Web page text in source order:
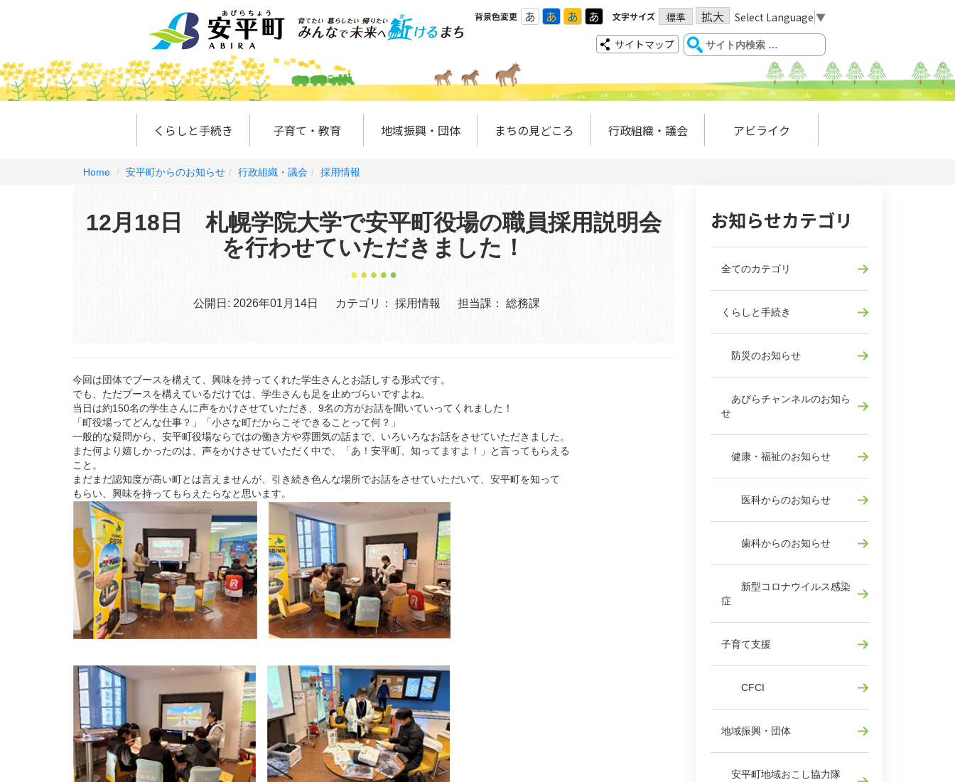
背景色変更 あ あ あ あ 文字サイズ 標準 拡大 Select Language ▼
サイトマップ
くらしと手続き 子育て・教育 地域振興・団体 まちの見どころ 行政組織・議会 アビライク
Home 安平町からのお知らせ 行政組織・議会 採用情報
12月18日 札幌学院大学で安平町役場の職員採用説明会
を行わせていただきました！
公開日: 2026年01月14日 カテゴリ： 採用情報 担当課： 総務課
今回は団体でブースを構えて、興味を持ってくれた学生さんとお話しする形式です。
でも、ただブースを構えているだけでは、学生さんも足を止めづらいですよね。
当日は約150名の学生さんに声をかけさせていただき、9名の方がお話を聞いていってくれました！
「町役場ってどんな仕事？」「小さな町だからこそできることって何？」
一般的な疑問から、安平町役場ならではの働き方や雰囲気の話まで、いろいろなお話をさせていただきました。
また何より嬉しかったのは、声をかけさせていただく中で、「あ！安平町、知ってますよ！」と言ってもらえる
こと。
まだまだ認知度が高い町とは言えませんが、引き続き色んな場所でお話をさせていただいて、安平町を知って
もらい、興味を持ってもらえたらなと思います。
お知らせカテゴリ
全てのカテゴリ
くらしと手続き
防災のお知らせ
あびらチャンネルのお知ら
せ
健康・福祉のお知らせ
医科からのお知らせ
歯科からのお知らせ
新型コロナウイルス感染
症
子育て支援
CFCI
地域振興・団体
安平町地域おこし協力隊